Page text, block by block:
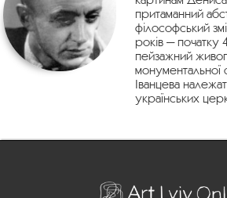
притаманний
філософський
років — початку
пейзажний
Іванцева
українських